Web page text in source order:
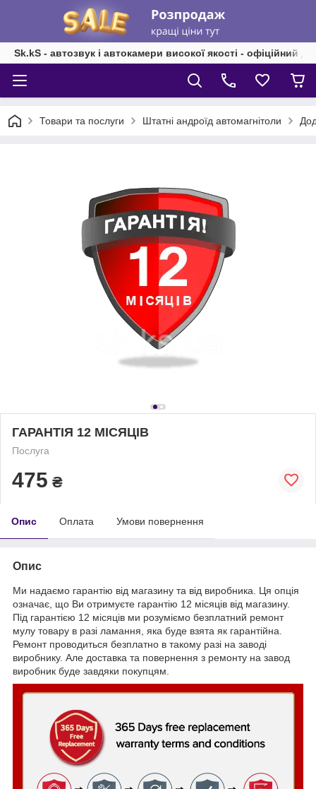
Sk.kS - автозвук і автокамери високої якості - офіційний
Товари та послуги Штатні андроїд автомагнітоли
ГАРАНТІЯ 12 МІСЯЦІВ
Послуга
475 ₴
Опис Оплата Умови повернення
Опис
Ми надаємо гарантію від магазину та від виробника. Ця опція
означає, що Ви отримуєте гарантію 12 місяців від магазину.
Під гарантією 12 місяців ми розуміємо безплатний ремонт
мулу товару в разі ламання, яка буде взята як гарантійна.
Ремонт проводиться безплатно в такому разі на заводі
виробнику. Але доставка та повернення з ремонту на завод
виробник буде завдяки покупцям.